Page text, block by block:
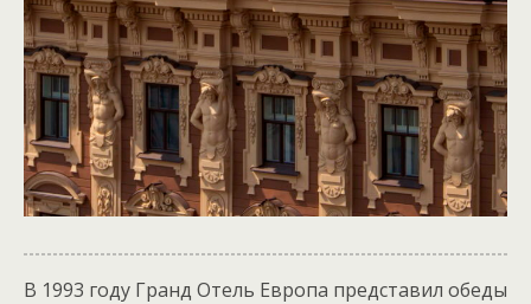
В 1993 году Гранд Отель Европа представил обеды